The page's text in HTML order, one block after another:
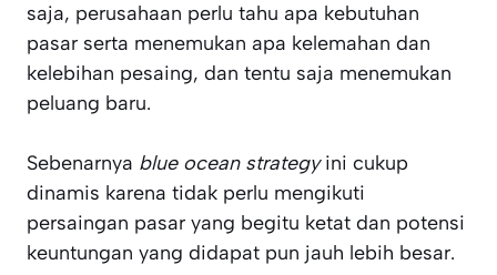
saja, perusahaan perlu tahu apa kebutuhan
pasar serta menemukan apa kelemahan dan
kelebihan pesaing, dan tentu saja menemukan
peluang baru.
Sebenarnya blue ocean strategyini cukup
dinamis karena tidak perlu mengikuti
persaingan pasar yang begitu ketat dan potensi
keuntungan yang didapat pun jauh lebih besar.